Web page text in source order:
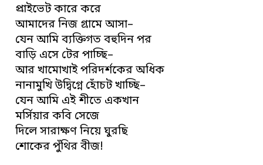
প্রাইভেট কারে করে
আমাদের নিজ গ্রামে আসা–
যেন আমি ব্যক্তিগত বহুদিন পর
বাড়ি এসে টের পাচ্ছি–
আর খামোখাই পরিদর্শকের অধিক
নানামুখি উদ্বিগ্নে হোঁচট খাচ্ছি–
যেন আমি এই শীতে একখান
মর্সিয়ার কবি সেজে
দিলে সারাক্ষণ নিয়ে ঘুরছি
শোকের পুঁথির বীজ!